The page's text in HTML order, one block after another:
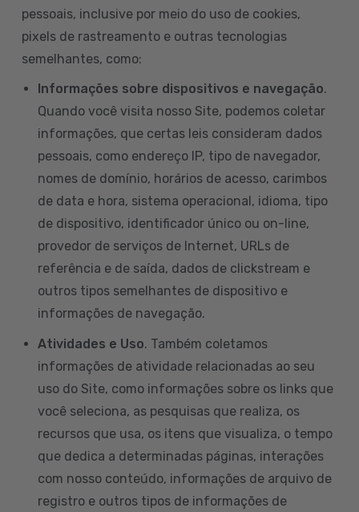
pessoais, inclusive por meio do uso de cookies,
pixels de rastreamento e outras tecnologias
semelhantes, como:
Informações sobre dispositivos e navegação.
Quando você visita nosso Site, podemos coletar
informações, que certas leis consideram dados
pessoais, como endereço IP, tipo de navegador,
nomes de domínio, horários de acesso, carimbos
de data e hora, sistema operacional, idioma, tipo
de dispositivo, identificador único ou on-line,
provedor de serviços de Internet, URLs de
referência e de saída, dados de clickstream e
outros tipos semelhantes de dispositivo e
informações de navegação.
Atividades e Uso. Também coletamos
informações de atividade relacionadas ao seu
uso do Site, como informações sobre os links que
você seleciona, as pesquisas que realiza, os
recursos que usa, os itens que visualiza, o tempo
que dedica a determinadas páginas, interações
com nosso conteúdo, informações de arquivo de
registro e outros tipos de informações de